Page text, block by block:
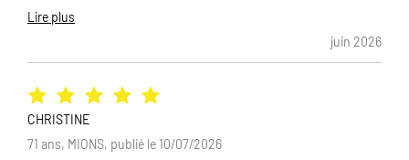
hôtels étaient très bien situés, confortables et pour la
plupart à peu de distance des sites touristiques. Bref,
nous avons passé un séjour très agréable, dans une
Lire plus
juin 2026
CHRISTINE
71 ans, MIONS, publié le 10/07/2026